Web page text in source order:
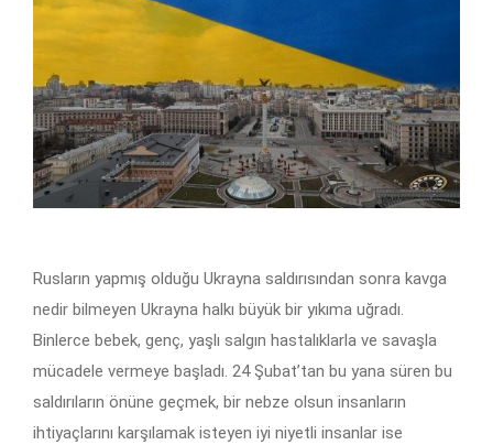
Rusların yapmış olduğu Ukrayna saldırısından sonra kavga
nedir bilmeyen Ukrayna halkı büyük bir yıkıma uğradı.
Binlerce bebek, genç, yaşlı salgın hastalıklarla ve savaşla
mücadele vermeye başladı. 24 Şubat’tan bu yana süren bu
saldırıların önüne geçmek, bir nebze olsun insanların
ihtiyaçlarını karşılamak isteyen iyi niyetli insanlar ise